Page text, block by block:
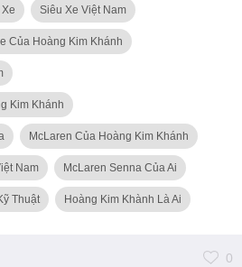
Siêu Xe Việt Nam
Của Hoàng Kim Khánh
Kim Khánh
McLaren Của Hoàng Kim Khánh
Nam McLaren Senna Của Ai
Thuật Hoàng Kim Khành Là Ai
0